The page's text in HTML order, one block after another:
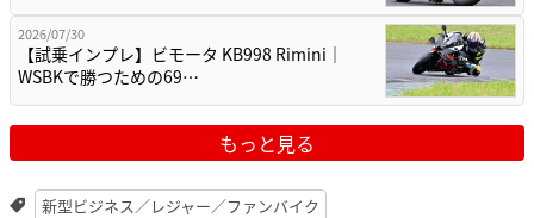
2026/07/30
【試乗インプレ】ビモータ KB998 Rimini｜
WSBKで勝つための69…
もっと見る
新型ビジネス／レジャー／ファンバイク